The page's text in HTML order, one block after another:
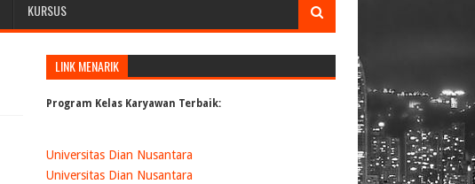
KURSUS
LINK MENARIK
Program Kelas Karyawan Terbaik:
Universitas Dian Nusantara
Universitas Dian Nusantara